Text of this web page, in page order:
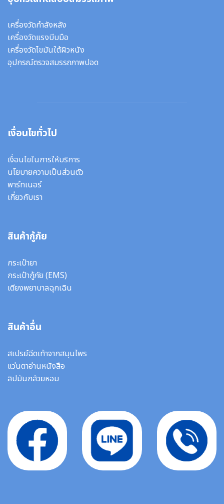
เครื่องวัดกำลังหลัง
เครื่องวัดแรงบีบมือ
เครื่องวัดไขมันใต้ผิวหนัง
อุปกรณ์ตรวจสมรรถภาพปอด
เงื่อนไขทั่วไป
เงื่อนไขในการให้บริการ
นโยบายความเป็นส่วนตัว
พาร์ทเนอร์
เกี่ยวกับเรา
สินค้ากู้ภัย
กระเป๋ายา
กระเป๋ากู้ภัย (EMS)
เตียงพยาบาลฉุกเฉิน
สินค้าอื่น
สเปรย์ฉีดเท้าจากสมุนไพร
แว่นตาอ่านหนังสือ
ลิปมันกล้วยหอม